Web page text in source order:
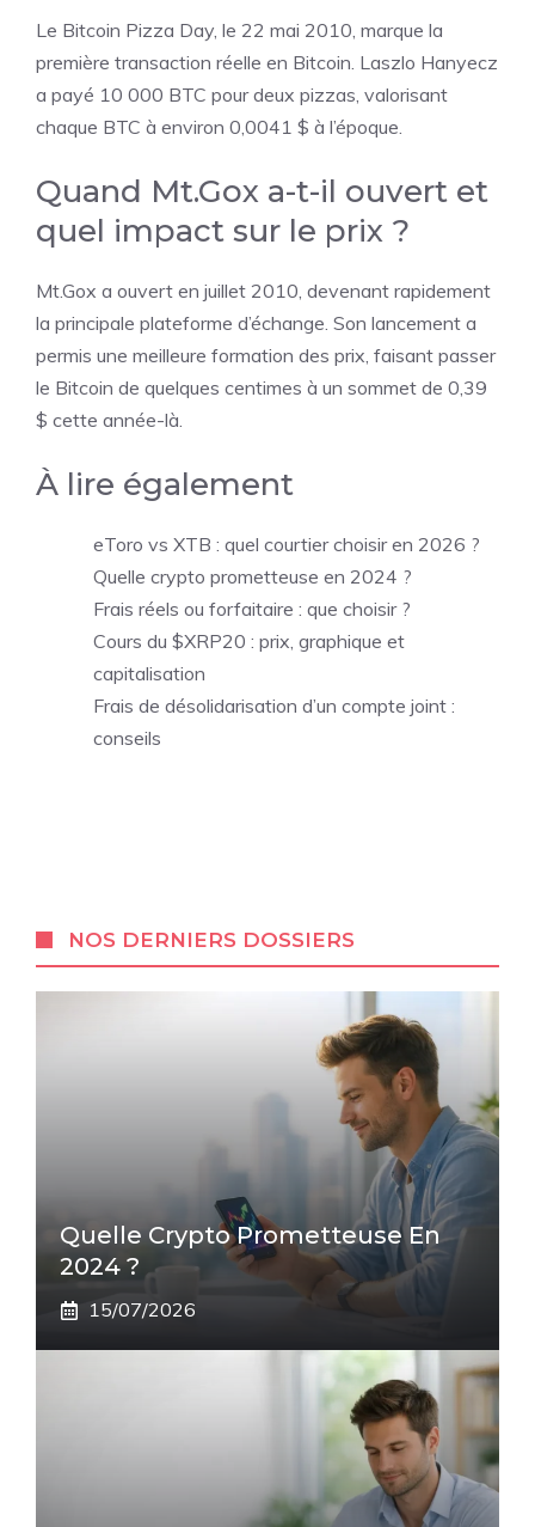
Le Bitcoin Pizza Day, le 22 mai 2010, marque la
première transaction réelle en Bitcoin. Laszlo Hanyecz
a payé 10 000 BTC pour deux pizzas, valorisant
chaque BTC à environ 0,0041 $ à l’époque.
Quand Mt.Gox a-t-il ouvert et
quel impact sur le prix ?
Mt.Gox a ouvert en juillet 2010, devenant rapidement
la principale plateforme d’échange. Son lancement a
permis une meilleure formation des prix, faisant passer
le Bitcoin de quelques centimes à un sommet de 0,39
$ cette année-là.
À lire également
eToro vs XTB : quel courtier choisir en 2026 ?
Quelle crypto prometteuse en 2024 ?
Frais réels ou forfaitaire : que choisir ?
Cours du $XRP20 : prix, graphique et
capitalisation
Frais de désolidarisation d’un compte joint :
conseils
NOS DERNIERS DOSSIERS
Quelle Crypto Prometteuse En
2024 ?
15/07/2026